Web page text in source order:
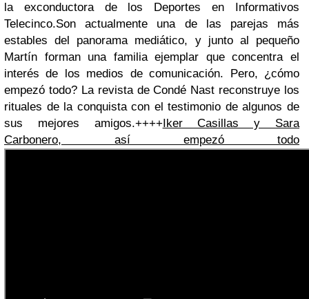
la exconductora de los Deportes en Informativos
Telecinco.Son actualmente una de las parejas más
estables del panorama mediático, y junto al pequeño
Martín forman una familia ejemplar que concentra el
interés de los medios de comunicación. Pero, ¿cómo
empezó todo? La revista de Condé Nast reconstruye los
rituales de la conquista con el testimonio de algunos de
sus mejores amigos.++++Iker Casillas y Sara
Carbonero, así empezó todo